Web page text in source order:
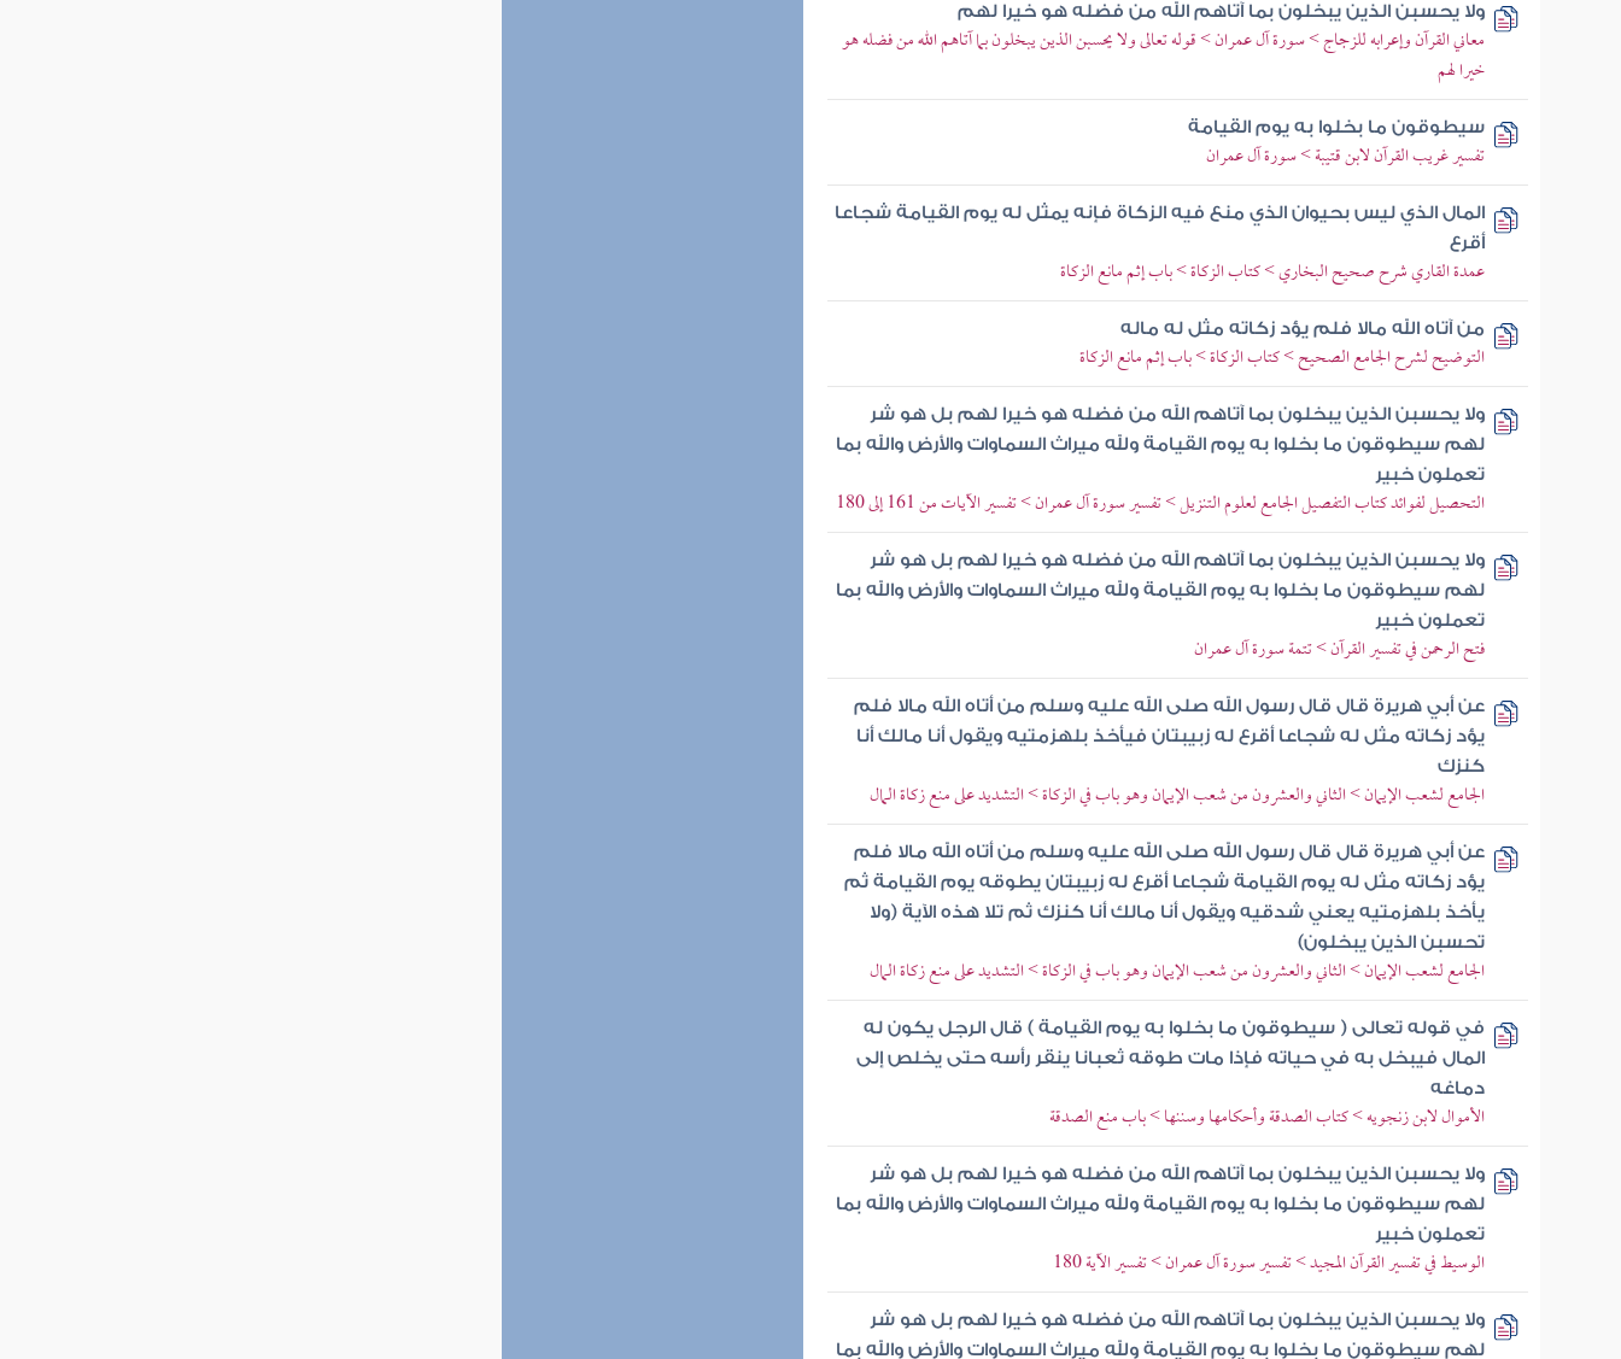
ولا يحسبن الذين يبخلون بما آتاهم الله من فضله هو خيرا لهم
معاني القرآن وإعرابه للزجاج > سورة آل عمران > قوله تعالى ولا يحسبن الذين يبخلون بما آتاهم الله من فضله هو
خيرا لهم
سيطوقون ما بخلوا به يوم القيامة
تفسير غريب القرآن لابن قتيبة > سورة آل عمران
المال الذي ليس بحيوان الذي منع فيه الزكاة فإنه يمثل له يوم القيامة شجاعا
أقرع
عمدة القاري شرح صحيح البخاري > كتاب الزكاة > باب إثم مانع الزكاة
من آتاه الله مالا فلم يؤد زكاته مثل له ماله
التوضيح لشرح الجامع الصحيح > كتاب الزكاة > باب إثم مانع الزكاة
ولا يحسبن الذين يبخلون بما آتاهم الله من فضله هو خيرا لهم بل هو شر
لهم سيطوقون ما بخلوا به يوم القيامة ولله ميراث السماوات والأرض والله بما
تعملون خبير
التحصيل لفوائد كتاب التفصيل الجامع لعلوم التنزيل > تفسير سورة آل عمران > تفسير الآيات من 161 إلى 180
ولا يحسبن الذين يبخلون بما آتاهم الله من فضله هو خيرا لهم بل هو شر
لهم سيطوقون ما بخلوا به يوم القيامة ولله ميراث السماوات والأرض والله بما
تعملون خبير
فتح الرحمن في تفسير القرآن > تتمة سورة آل عمران
عن أبي هريرة قال قال رسول الله صلى الله عليه وسلم من أتاه الله مالا فلم
يؤد زكاته مثل له شجاعا أقرع له زبيبتان فيأخذ بلهزمتيه ويقول أنا مالك أنا
كنزك
الجامع لشعب الإيمان > الثاني والعشرون من شعب الإيمان وهو باب في الزكاة > التشديد على منع زكاة المال
عن أبي هريرة قال قال رسول الله صلى الله عليه وسلم من أتاه الله مالا فلم
يؤد زكاته مثل له يوم القيامة شجاعا أقرع له زبيبتان يطوقه يوم القيامة ثم
يأخذ بلهزمتيه يعني شدقيه ويقول أنا مالك أنا كنزك ثم تلا هذه الآية (ولا
تحسبن الذين يبخلون)
الجامع لشعب الإيمان > الثاني والعشرون من شعب الإيمان وهو باب في الزكاة > التشديد على منع زكاة المال
في قوله تعالى ( سيطوقون ما بخلوا به يوم القيامة ) قال الرجل يكون له
المال فيبخل به في حياته فإذا مات طوقه ثعبانا ينقر رأسه حتى يخلص إلى
دماغه
الأموال لابن زنجويه > كتاب الصدقة وأحكامها وسننها > باب منع الصدقة
ولا يحسبن الذين يبخلون بما آتاهم الله من فضله هو خيرا لهم بل هو شر
لهم سيطوقون ما بخلوا به يوم القيامة ولله ميراث السماوات والأرض والله بما
تعملون خبير
الوسيط في تفسير القرآن المجيد > تفسير سورة آل عمران > تفسير الآية 180
ولا يحسبن الذين يبخلون بما آتاهم الله من فضله هو خيرا لهم بل هو شر
لهم سيطوقون ما بخلوا به يوم القيامة ولله ميراث السماوات والأرض والله بما